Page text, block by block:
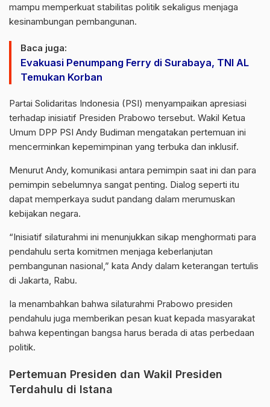
mampu memperkuat stabilitas politik sekaligus menjaga
kesinambungan pembangunan.
Baca juga:
Evakuasi Penumpang Ferry di Surabaya, TNI AL
Temukan Korban
Partai Solidaritas Indonesia (PSI) menyampaikan apresiasi
terhadap inisiatif Presiden Prabowo tersebut. Wakil Ketua
Umum DPP PSI Andy Budiman mengatakan pertemuan ini
mencerminkan kepemimpinan yang terbuka dan inklusif.
Menurut Andy, komunikasi antara pemimpin saat ini dan para
pemimpin sebelumnya sangat penting. Dialog seperti itu
dapat memperkaya sudut pandang dalam merumuskan
kebijakan negara.
“Inisiatif silaturahmi ini menunjukkan sikap menghormati para
pendahulu serta komitmen menjaga keberlanjutan
pembangunan nasional,” kata Andy dalam keterangan tertulis
di Jakarta, Rabu.
Ia menambahkan bahwa silaturahmi Prabowo presiden
pendahulu juga memberikan pesan kuat kepada masyarakat
bahwa kepentingan bangsa harus berada di atas perbedaan
politik.
Pertemuan Presiden dan Wakil Presiden
Terdahulu di Istana